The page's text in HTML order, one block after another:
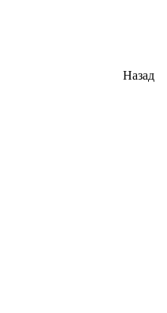
Назад